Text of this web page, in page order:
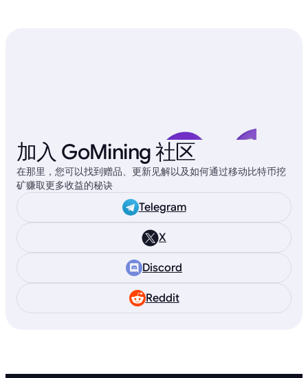
加入 GoMining 社区
在那里，您可以找到赠品、更新见解以及如何通过移动比特币挖
矿赚取更多收益的秘诀
Telegram
X
Discord
Reddit